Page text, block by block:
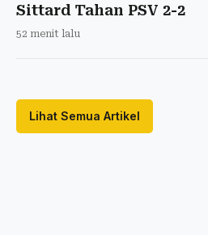
Sittard Tahan PSV 2-2
52 menit lalu
Lihat Semua Artikel